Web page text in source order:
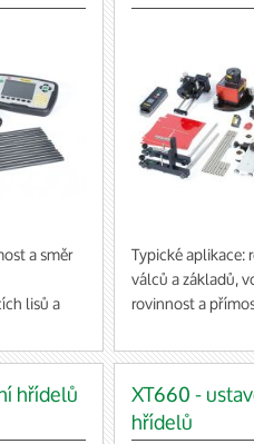
stroje,
dostupné v
potřebného
a směr
lisů a
typ
řemenic
Typické
válců a základů,
rovinnost a
Za použití
ustavování
hřídelů XT660 -
hřídelů